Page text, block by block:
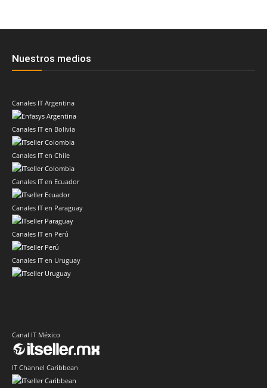
Nuestros medios
Canales IT Argentina
Canales IT en Bolivia
Canales IT en Chile
Canales IT en Ecuador
Canales IT en Paraguay
Canales IT en Perú
Canales IT en Uruguay
Canal IT México
IT Channel Caribbean